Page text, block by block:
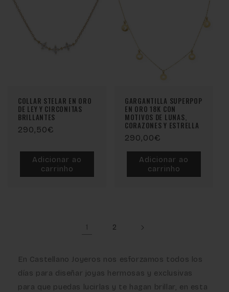
COLLAR STELAR EN ORO
DE LEY Y CIRCONITAS
BRILLANTES
Preço
290,50€
Adicionar ao
carrinho
GARGANTILLA SUPERPOP
EN ORO 18K CON
MOTIVOS DE LUNAS,
CORAZONES Y ESTRELLA
Preço
normal
290,00€
Adicionar ao
carrinho
1 2
En Castellano Joyeros nos esforzamos todos los
días para diseñar joyas hermosas y exclusivas
para que puedas lucirlas y te hagan brillar, en esta